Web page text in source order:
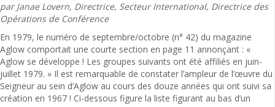
par Janae Lovern, Directrice, Secteur International, Directrice des
Opérations de Conférence
En 1979, le numéro de septembre/octobre (n° 42) du magazine
Aglow comportait une courte section en page 11 annonçant : «
Aglow se développe ! Les groupes suivants ont été affiliés en juin-
juillet 1979. » Il est remarquable de constater l’ampleur de l’œuvre du
Seigneur au sein d’Aglow au cours des douze années qui ont suivi sa
création en 1967 ! Ci-dessous figure la liste figurant au bas d’un